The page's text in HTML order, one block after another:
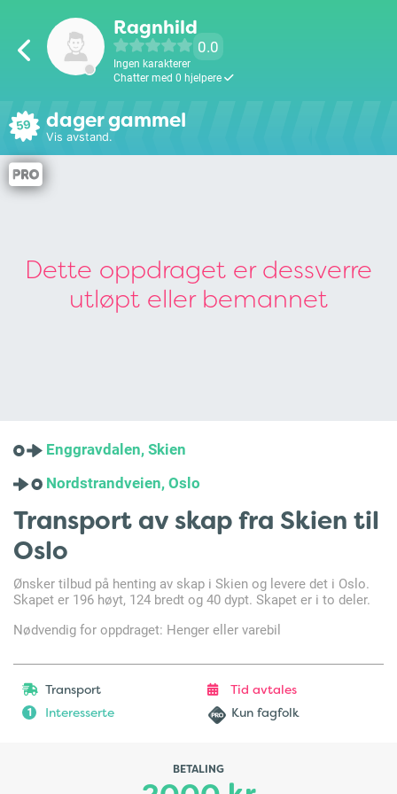
Ragnhild
0.0
Ingen karakterer
Chatter med 0 hjelpere
59 dager gammel
Vis avstand.
Dette oppdraget er dessverre
utløpt eller bemannet
Enggravdalen, Skien
Nordstrandveien, Oslo
Transport av skap fra Skien til
Oslo
Ønsker tilbud på henting av skap i Skien og levere det i Oslo.
Skapet er 196 høyt, 124 bredt og 40 dypt. Skapet er i to deler.
Nødvendig for oppdraget: Henger eller varebil
Transport Tid avtales
1 Interesserte Kun fagfolk
BETALING